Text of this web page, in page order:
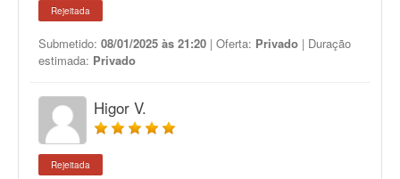
Rejeitada
Submetido: 08/01/2025 às 21:20 | Oferta: Privado | Duração
estimada: Privado
Higor V.
Rejeitada